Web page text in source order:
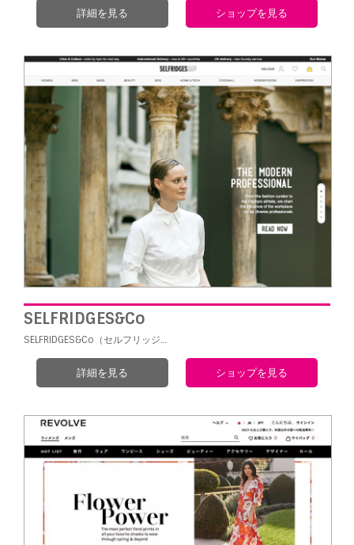
詳細を見る ショップを見る
SELFRIDGES&Co
SELFRIDGES&Co（セルフリッジ…
詳細を見る ショップを見る